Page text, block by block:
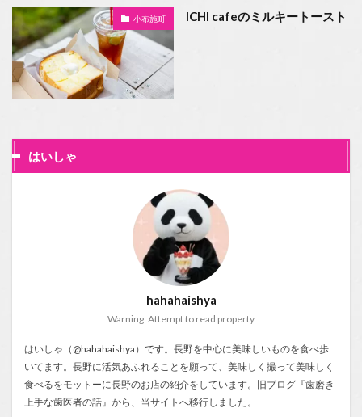
小布施町 ICHI cafeのミルキートースト
はいしゃ
hahahaishya
Warning: Attempt to read property
はいしゃ（@hahahaishya）です。長野を中心に美味しいものを食べ歩
いてます。長野に活気あふれることを願って、美味しく撮って美味しく
食べるをモットーに長野のお店の紹介をしています。旧ブログ『歯磨き
上手な歯医者の話 』から、当サイトへ移行しました。